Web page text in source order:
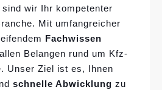
wir Ihr kompetenter
Mit umfangreicher
Fachwissen
Belangen rund um Kfz-
Unser Ziel ist es, Ihnen
schnelle Abwicklung zu